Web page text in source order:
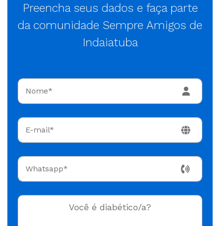
Preencha seus dados e faça parte
da comunidade Sempre Amigos de
Indaiatuba
Você é diabético/a?